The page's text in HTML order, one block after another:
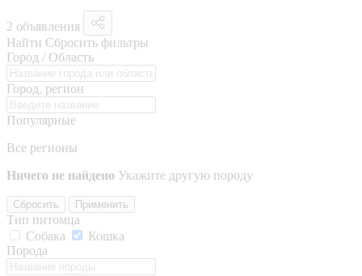
2 объявления
Найти Сбросить фильтры
Город / Область
Город, регион
Популярные
Все регионы
Ничего не найдено Укажите другую породу
Сбросить Применить
Тип питомца
Собака
Кошка
Порода